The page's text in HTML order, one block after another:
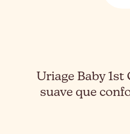
Uriage Baby
suave que